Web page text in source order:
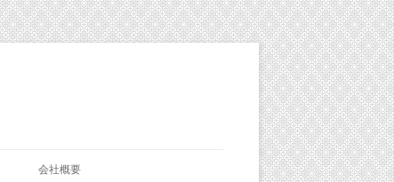
会社概要